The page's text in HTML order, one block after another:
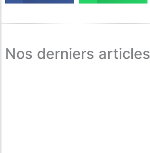
Nos derniers articles